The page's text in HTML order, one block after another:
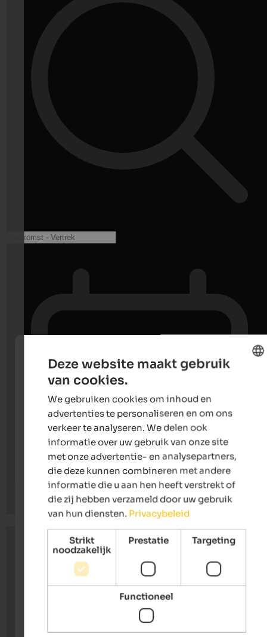
Deze website maakt gebruik
van cookies.
We gebruiken cookies om inhoud en
advertenties te personaliseren en om ons
verkeer te analyseren. We delen ook
informatie over uw gebruik van onze site
met onze advertentie- en analysepartners,
die deze kunnen combineren met andere
informatie die u aan hen heeft verstrekt of
die zij hebben verzameld door uw gebruik
van hun diensten. Privacybeleid
Strikt
noodzakelijk
Prestatie Targeting
Functioneel